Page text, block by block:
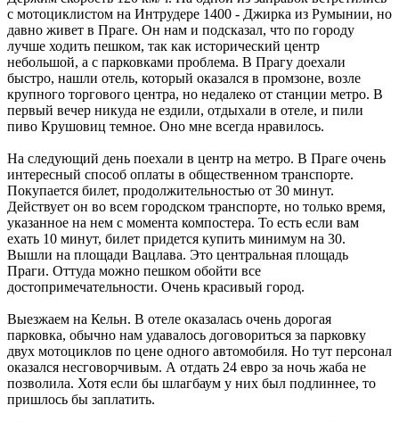
с мотоциклистом на Интрудере 1400 - Джирка из Румынии, но
давно живет в Праге. Он нам и подсказал, что по городу
лучше ходить пешком, так как исторический центр
небольшой, а с парковками проблема. В Прагу доехали
быстро, нашли отель, который оказался в промзоне, возле
крупного торгового центра, но недалеко от станции метро. В
первый вечер никуда не ездили, отдыхали в отеле, и пили
пиво Крушовиц темное. Оно мне всегда нравилось.
На следующий день поехали в центр на метро. В Праге очень
интересный способ оплаты в общественном транспорте.
Покупается билет, продолжительностью от 30 минут.
Действует он во всем городском транспорте, но только время,
указанное на нем с момента компостера. То есть если вам
ехать 10 минут, билет придется купить минимум на 30.
Вышли на площади Вацлава. Это центральная площадь
Праги. Оттуда можно пешком обойти все
достопримечательности. Очень красивый город.
Выезжаем на Кельн. В отеле оказалась очень дорогая
парковка, обычно нам удавалось договориться за парковку
двух мотоциклов по цене одного автомобиля. Но тут персонал
оказался несговорчивым. А отдать 24 евро за ночь жаба не
позволила. Хотя если бы шлагбаум у них был подлиннее, то
пришлось бы заплатить.